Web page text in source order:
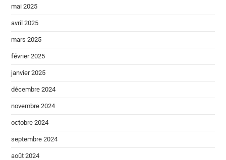
mai 2025
avril 2025
mars 2025
février 2025
janvier 2025
décembre 2024
novembre 2024
octobre 2024
septembre 2024
août 2024